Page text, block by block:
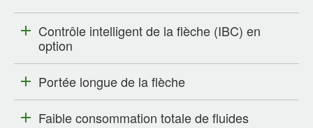
Contrôle intelligent de la flèche (IBC) en
option
Portée longue de la flèche
Faible consommation totale de fluides